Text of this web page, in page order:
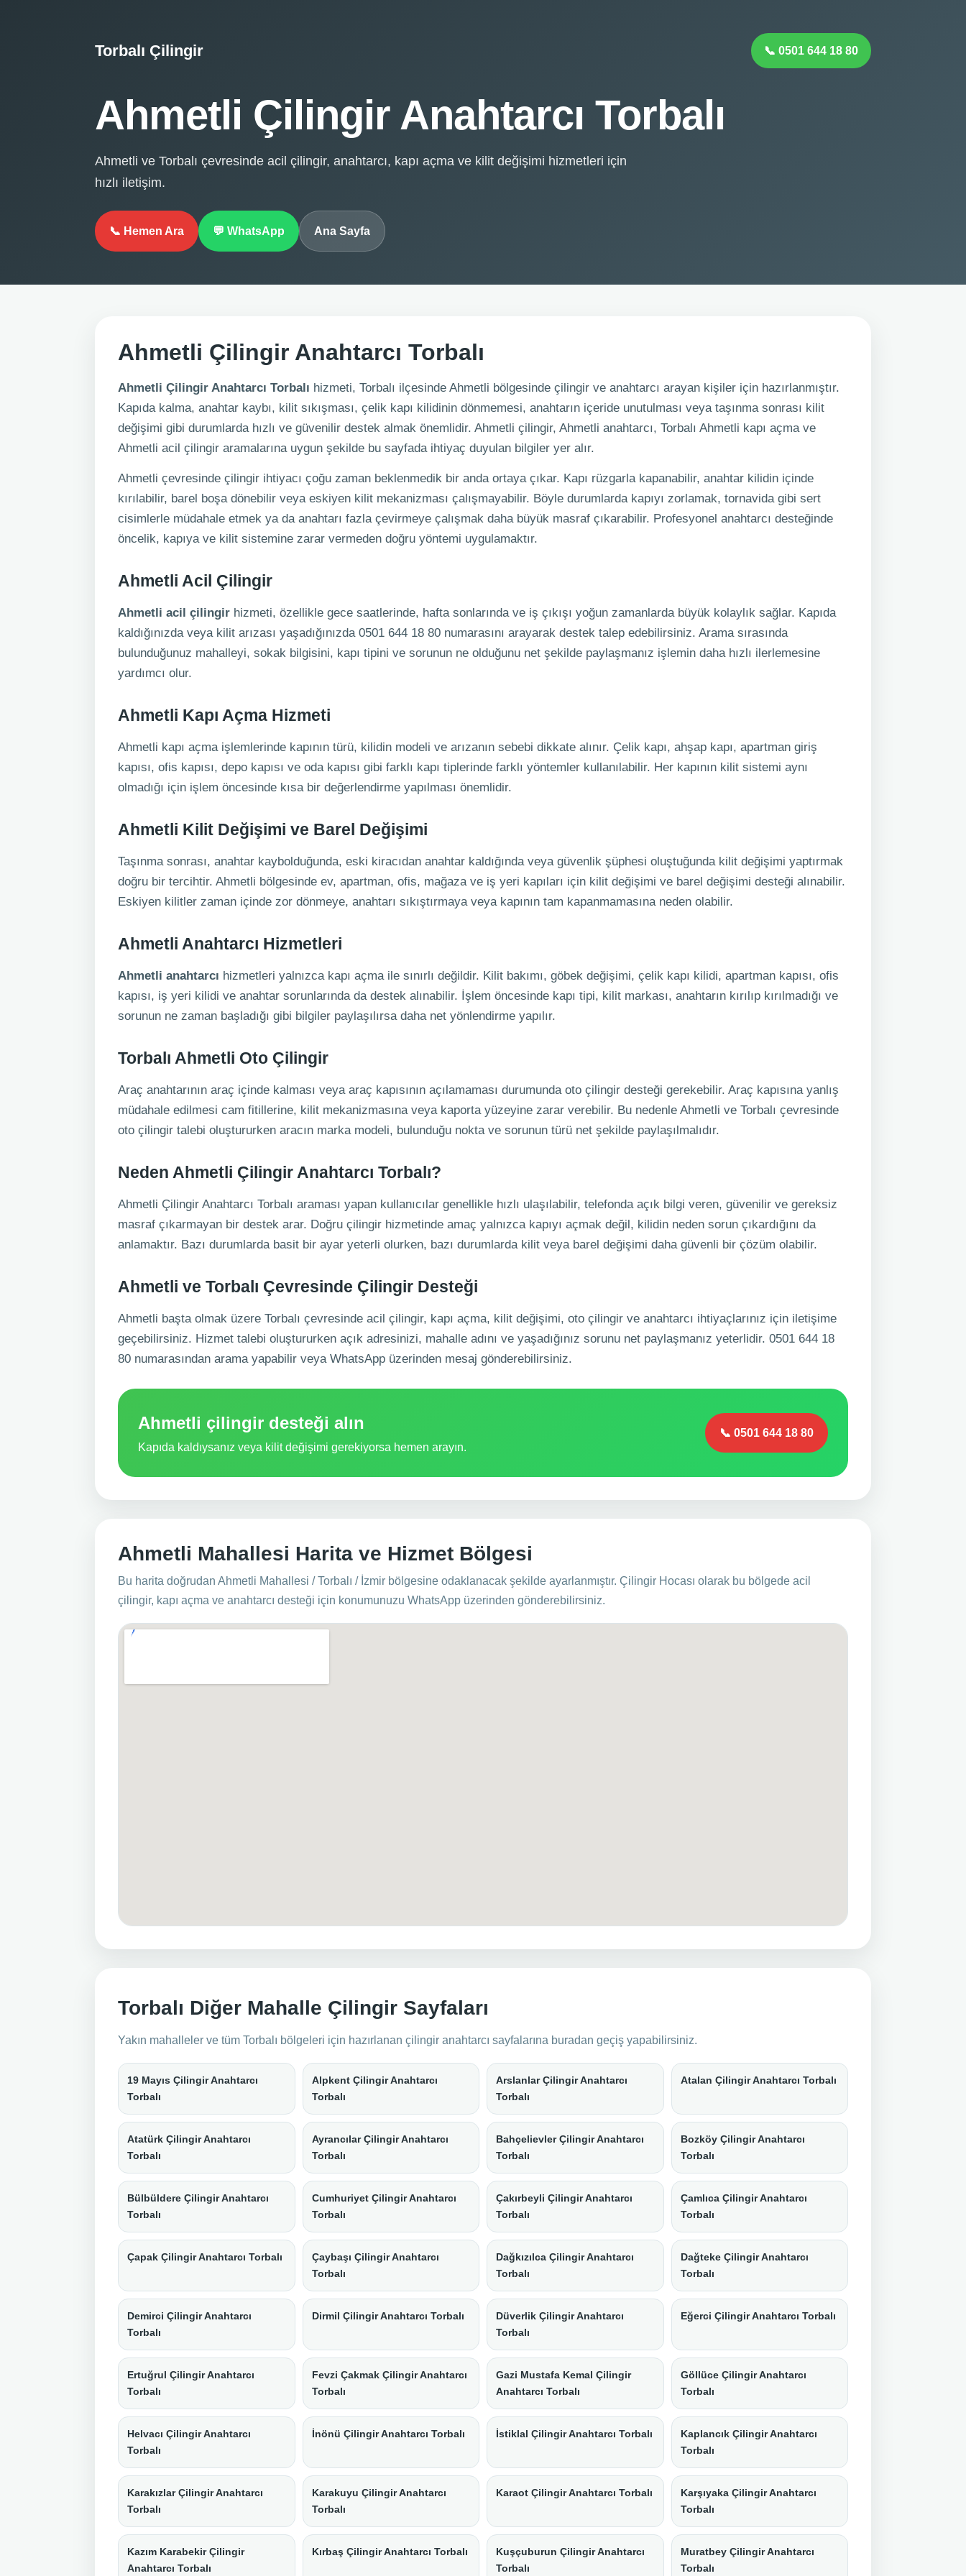
Torbalı Çilingir 📞 0501 644 18 80
Ahmetli Çilingir Anahtarcı Torbalı
Ahmetli ve Torbalı çevresinde acil çilingir, anahtarcı, kapı açma ve kilit değişimi hizmetleri için
hızlı iletişim.
📞 Hemen Ara 💬 WhatsApp Ana Sayfa
Ahmetli Çilingir Anahtarcı Torbalı
Ahmetli Çilingir Anahtarcı Torbalı hizmeti, Torbalı ilçesinde Ahmetli bölgesinde çilingir ve anahtarcı arayan kişiler için hazırlanmıştır.
Kapıda kalma, anahtar kaybı, kilit sıkışması, çelik kapı kilidinin dönmemesi, anahtarın içeride unutulması veya taşınma sonrası kilit
değişimi gibi durumlarda hızlı ve güvenilir destek almak önemlidir. Ahmetli çilingir, Ahmetli anahtarcı, Torbalı Ahmetli kapı açma ve
Ahmetli acil çilingir aramalarına uygun şekilde bu sayfada ihtiyaç duyulan bilgiler yer alır.
Ahmetli çevresinde çilingir ihtiyacı çoğu zaman beklenmedik bir anda ortaya çıkar. Kapı rüzgarla kapanabilir, anahtar kilidin içinde
kırılabilir, barel boşa dönebilir veya eskiyen kilit mekanizması çalışmayabilir. Böyle durumlarda kapıyı zorlamak, tornavida gibi sert
cisimlerle müdahale etmek ya da anahtarı fazla çevirmeye çalışmak daha büyük masraf çıkarabilir. Profesyonel anahtarcı desteğinde
öncelik, kapıya ve kilit sistemine zarar vermeden doğru yöntemi uygulamaktır.
Ahmetli Acil Çilingir
Ahmetli acil çilingir hizmeti, özellikle gece saatlerinde, hafta sonlarında ve iş çıkışı yoğun zamanlarda büyük kolaylık sağlar. Kapıda
kaldığınızda veya kilit arızası yaşadığınızda 0501 644 18 80 numarasını arayarak destek talep edebilirsiniz. Arama sırasında
bulunduğunuz mahalleyi, sokak bilgisini, kapı tipini ve sorunun ne olduğunu net şekilde paylaşmanız işlemin daha hızlı ilerlemesine
yardımcı olur.
Ahmetli Kapı Açma Hizmeti
Ahmetli kapı açma işlemlerinde kapının türü, kilidin modeli ve arızanın sebebi dikkate alınır. Çelik kapı, ahşap kapı, apartman giriş
kapısı, ofis kapısı, depo kapısı ve oda kapısı gibi farklı kapı tiplerinde farklı yöntemler kullanılabilir. Her kapının kilit sistemi aynı
olmadığı için işlem öncesinde kısa bir değerlendirme yapılması önemlidir.
Ahmetli Kilit Değişimi ve Barel Değişimi
Taşınma sonrası, anahtar kaybolduğunda, eski kiracıdan anahtar kaldığında veya güvenlik şüphesi oluştuğunda kilit değişimi yaptırmak
doğru bir tercihtir. Ahmetli bölgesinde ev, apartman, ofis, mağaza ve iş yeri kapıları için kilit değişimi ve barel değişimi desteği alınabilir.
Eskiyen kilitler zaman içinde zor dönmeye, anahtarı sıkıştırmaya veya kapının tam kapanmamasına neden olabilir.
Ahmetli Anahtarcı Hizmetleri
Ahmetli anahtarcı hizmetleri yalnızca kapı açma ile sınırlı değildir. Kilit bakımı, göbek değişimi, çelik kapı kilidi, apartman kapısı, ofis
kapısı, iş yeri kilidi ve anahtar sorunlarında da destek alınabilir. İşlem öncesinde kapı tipi, kilit markası, anahtarın kırılıp kırılmadığı ve
sorunun ne zaman başladığı gibi bilgiler paylaşılırsa daha net yönlendirme yapılır.
Torbalı Ahmetli Oto Çilingir
Araç anahtarının araç içinde kalması veya araç kapısının açılamaması durumunda oto çilingir desteği gerekebilir. Araç kapısına yanlış
müdahale edilmesi cam fitillerine, kilit mekanizmasına veya kaporta yüzeyine zarar verebilir. Bu nedenle Ahmetli ve Torbalı çevresinde
oto çilingir talebi oluştururken aracın marka modeli, bulunduğu nokta ve sorunun türü net şekilde paylaşılmalıdır.
Neden Ahmetli Çilingir Anahtarcı Torbalı?
Ahmetli Çilingir Anahtarcı Torbalı araması yapan kullanıcılar genellikle hızlı ulaşılabilir, telefonda açık bilgi veren, güvenilir ve gereksiz
masraf çıkarmayan bir destek arar. Doğru çilingir hizmetinde amaç yalnızca kapıyı açmak değil, kilidin neden sorun çıkardığını da
anlamaktır. Bazı durumlarda basit bir ayar yeterli olurken, bazı durumlarda kilit veya barel değişimi daha güvenli bir çözüm olabilir.
Ahmetli ve Torbalı Çevresinde Çilingir Desteği
Ahmetli başta olmak üzere Torbalı çevresinde acil çilingir, kapı açma, kilit değişimi, oto çilingir ve anahtarcı ihtiyaçlarınız için iletişime
geçebilirsiniz. Hizmet talebi oluştururken açık adresinizi, mahalle adını ve yaşadığınız sorunu net paylaşmanız yeterlidir. 0501 644 18
80 numarasından arama yapabilir veya WhatsApp üzerinden mesaj gönderebilirsiniz.
Ahmetli çilingir desteği alın
Kapıda kaldıysanız veya kilit değişimi gerekiyorsa hemen arayın.
📞 0501 644 18 80
Ahmetli Mahallesi Harita ve Hizmet Bölgesi
Bu harita doğrudan Ahmetli Mahallesi / Torbalı / İzmir bölgesine odaklanacak şekilde ayarlanmıştır. Çilingir Hocası olarak bu bölgede acil
çilingir, kapı açma ve anahtarcı desteği için konumunuzu WhatsApp üzerinden gönderebilirsiniz.
Torbalı Diğer Mahalle Çilingir Sayfaları
Yakın mahalleler ve tüm Torbalı bölgeleri için hazırlanan çilingir anahtarcı sayfalarına buradan geçiş yapabilirsiniz.
19 Mayıs Çilingir Anahtarcı
Torbalı
Alpkent Çilingir Anahtarcı
Torbalı
Arslanlar Çilingir Anahtarcı
Torbalı
Atalan Çilingir Anahtarcı Torbalı
Atatürk Çilingir Anahtarcı
Torbalı
Ayrancılar Çilingir Anahtarcı
Torbalı
Bahçelievler Çilingir Anahtarcı
Torbalı
Bozköy Çilingir Anahtarcı
Torbalı
Bülbüldere Çilingir Anahtarcı
Torbalı
Cumhuriyet Çilingir Anahtarcı
Torbalı
Çakırbeyli Çilingir Anahtarcı
Torbalı
Çamlıca Çilingir Anahtarcı
Torbalı
Çapak Çilingir Anahtarcı Torbalı
Çaybaşı Çilingir Anahtarcı
Torbalı
Dağkızılca Çilingir Anahtarcı
Torbalı
Dağteke Çilingir Anahtarcı
Torbalı
Demirci Çilingir Anahtarcı
Torbalı
Dirmil Çilingir Anahtarcı Torbalı
Düverlik Çilingir Anahtarcı
Torbalı
Eğerci Çilingir Anahtarcı Torbalı
Ertuğrul Çilingir Anahtarcı
Torbalı
Fevzi Çakmak Çilingir Anahtarcı
Torbalı
Gazi Mustafa Kemal Çilingir
Anahtarcı Torbalı
Göllüce Çilingir Anahtarcı
Torbalı
Helvacı Çilingir Anahtarcı
Torbalı
İnönü Çilingir Anahtarcı Torbalı İstiklal Çilingir Anahtarcı Torbalı
Kaplancık Çilingir Anahtarcı
Torbalı
Karakızlar Çilingir Anahtarcı
Torbalı
Karakuyu Çilingir Anahtarcı
Torbalı
Karaot Çilingir Anahtarcı Torbalı
Karşıyaka Çilingir Anahtarcı
Torbalı
Kazım Karabekir Çilingir
Anahtarcı Torbalı
Kırbaş Çilingir Anahtarcı Torbalı
Kuşçuburun Çilingir Anahtarcı
Torbalı
Muratbey Çilingir Anahtarcı
Torbalı